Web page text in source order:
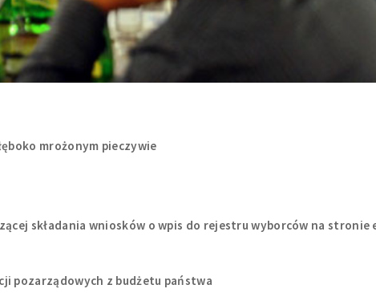
mrożonym pieczywie
składania wniosków o wpis do rejestru wyborców na
pozarządowych z budżetu państwa